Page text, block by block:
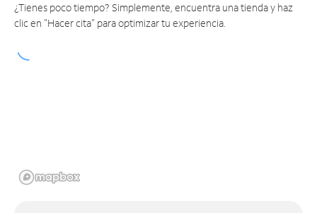
¿Tienes poco tiempo? Simplemente, encuentra una tienda y haz
clic en "Hacer cita" para optimizar tu experiencia.